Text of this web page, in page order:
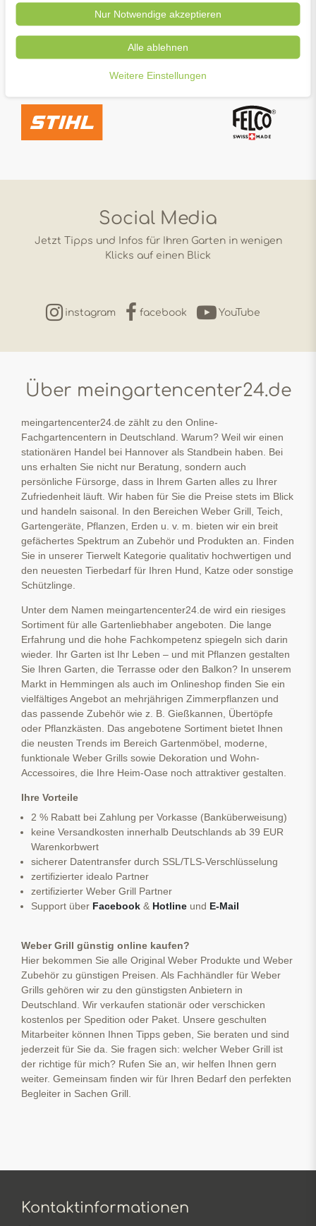
Social Media
Jetzt Tipps und Infos für Ihren Garten in wenigen
Klicks auf einen Blick
instagram facebook YouTube
Über meingartencenter24.de
meingartencenter24.de zählt zu den Online-
Fachgartencentern in Deutschland. Warum? Weil wir einen
stationären Handel bei Hannover als Standbein haben. Bei
uns erhalten Sie nicht nur Beratung, sondern auch
persönliche Fürsorge, dass in Ihrem Garten alles zu Ihrer
Zufriedenheit läuft. Wir haben für Sie die Preise stets im Blick
und handeln saisonal. In den Bereichen Weber Grill, Teich,
Gartengeräte, Pflanzen, Erden u. v. m. bieten wir ein breit
gefächertes Spektrum an Zubehör und Produkten an. Finden
Sie in unserer Tierwelt Kategorie qualitativ hochwertigen und
den neuesten Tierbedarf für Ihren Hund, Katze oder sonstige
Schützlinge.
Unter dem Namen meingartencenter24.de wird ein riesiges
Sortiment für alle Gartenliebhaber angeboten. Die lange
Erfahrung und die hohe Fachkompetenz spiegeln sich darin
wieder. Ihr Garten ist Ihr Leben – und mit Pflanzen gestalten
Sie Ihren Garten, die Terrasse oder den Balkon? In unserem
Markt in Hemmingen als auch im Onlineshop finden Sie ein
vielfältiges Angebot an mehrjährigen Zimmerpflanzen und
das passende Zubehör wie z. B. Gießkannen, Übertöpfe
oder Pflanzkästen. Das angebotene Sortiment bietet Ihnen
die neusten Trends im Bereich Gartenmöbel, moderne,
funktionale Weber Grills sowie Dekoration und Wohn-
Accessoires, die Ihre Heim-Oase noch attraktiver gestalten.
Ihre Vorteile
2 % Rabatt bei Zahlung per Vorkasse (Banküberweisung)
keine Versandkosten innerhalb Deutschlands ab 39 EUR
Warenkorbwert
sicherer Datentransfer durch SSL/TLS-Verschlüsselung
zertifizierter idealo Partner
zertifizierter Weber Grill Partner
Support über Facebook & Hotline und E-Mail
Weber Grill günstig online kaufen?
Hier bekommen Sie alle Original Weber Produkte und Weber
Zubehör zu günstigen Preisen. Als Fachhändler für Weber
Grills gehören wir zu den günstigsten Anbietern in
Deutschland. Wir verkaufen stationär oder verschicken
kostenlos per Spedition oder Paket. Unsere geschulten
Mitarbeiter können Ihnen Tipps geben, Sie beraten und sind
jederzeit für Sie da. Sie fragen sich: welcher Weber Grill ist
der richtige für mich? Rufen Sie an, wir helfen Ihnen gern
weiter. Gemeinsam finden wir für Ihren Bedarf den perfekten
Begleiter in Sachen Grill.
Kontaktinformationen
Nur Notwendige akzeptieren
Alle ablehnen
Weitere Einstellungen